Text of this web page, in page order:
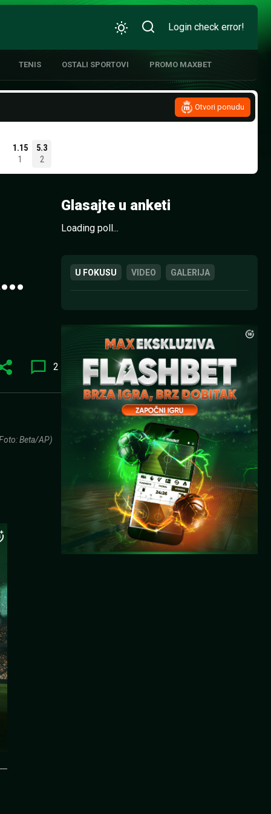
Login check error!
KOŠARKA
TENIS OSTALI SPORTOVI PROMO MAXBET
1.15
1
5.3
2
Otvori ponudu
2
Beta/AP)
Glasajte u anketi
Loading poll...
U FOKUSU VIDEO GALERIJA